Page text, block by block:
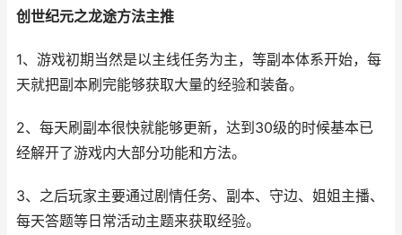
创世纪元之龙途方法主推
1、游戏初期当然是以主线任务为主，等副本体系开始，每
天就把副本刷完能够获取大量的经验和装备。
2、每天刷副本很快就能够更新，达到30级的时候基本已
经解开了游戏内大部分功能和方法。
3、之后玩家主要通过剧情任务、副本、守边、姐姐主播、
每天答题等日常活动主题来获取经验。